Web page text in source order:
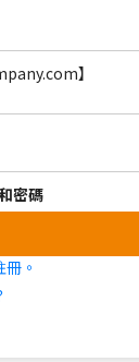
】
密碼
。